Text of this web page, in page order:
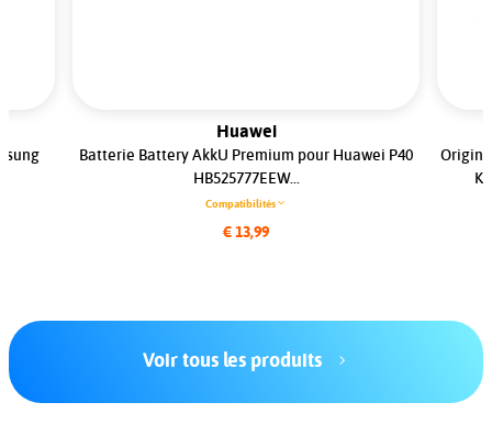
Huawei
Batterie Battery AkkU Premium pour Huawei P40
HB525777EEW...
Compatibilités
€ 13,99
Voir tous les produits